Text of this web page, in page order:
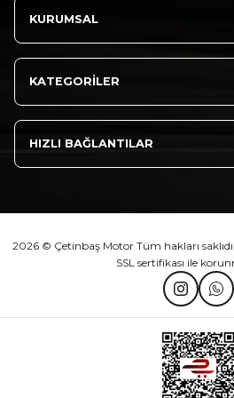
Athena Ön Amortisör Yağ Keçesi Çift Yaylı
₺ 1.600,00
Mondial
₺
KURUMSAL
KATEGORİLER
HIZLI BAĞLANTILAR
2026 © Çetinbaş Motor Tüm hakları
SSL sertifikası ile